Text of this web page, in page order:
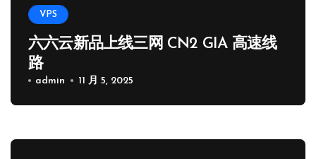
VPS
六六云新品上线三网 CN2 GIA 高速线
路
admin 11 月 5, 2025